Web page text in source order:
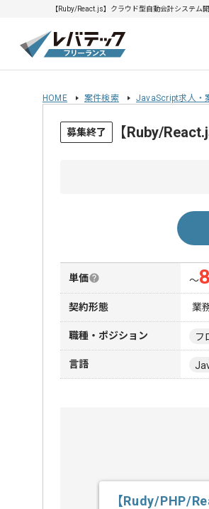
【Ruby/React.js】クラウド型自動会計システ
HOME 案件検索 JavaScript求人・
募集終了 【Ruby/
単価 〜
契約形態 業
職種・ポジション フ
言語
【Rudy/PHP/